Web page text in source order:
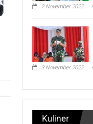
2 November 2022
3 November 2022
Kuliner